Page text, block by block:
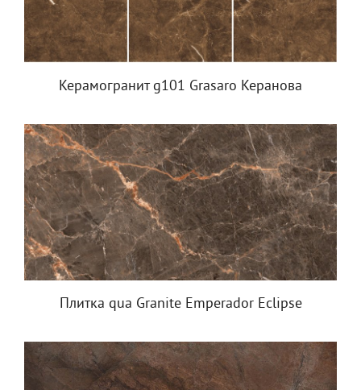
Керамогранит g101 Grasaro Керанова
Плитка qua Granite Emperador Eclipse